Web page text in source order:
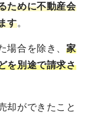
ために不動産会
す。
場合を除き、家
を別途で請求さ
却ができたこと